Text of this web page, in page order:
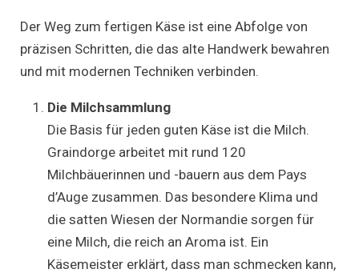
Der Weg zum fertigen Käse ist eine Abfolge von
präzisen Schritten, die das alte Handwerk bewahren
und mit modernen Techniken verbinden.
Die Milchsammlung
Die Basis für jeden guten Käse ist die Milch.
Graindorge arbeitet mit rund 120
Milchbäuerinnen und -bauern aus dem Pays
d’Auge zusammen. Das besondere Klima und
die satten Wiesen der Normandie sorgen für
eine Milch, die reich an Aroma ist. Ein
Käsemeister erklärt, dass man schmecken kann,